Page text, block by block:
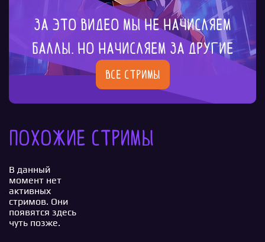
За это видео мы не начисляем
баллы. Но начисляем за другие
Все стримы
Похожие стримы
В данный
момент нет
активных
стримов. Они
появятся здесь
чуть позже.